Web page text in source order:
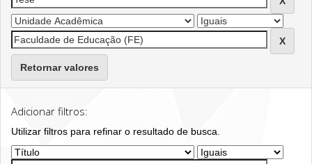
Retornar valores
Adicionar filtros:
Utilizar filtros para refinar o resultado de busca.